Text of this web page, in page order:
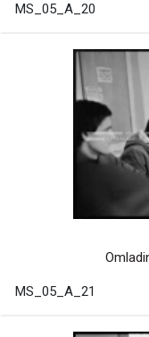
MS_05_A_20
MS_05_A_21